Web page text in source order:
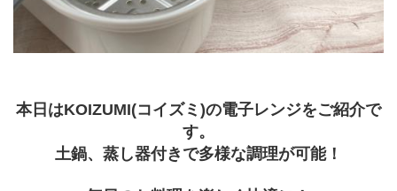
本日はKOIZUMI(コイズミ)の電子レンジをご紹介で
す。
土鍋、蒸し器付きで多様な調理が可能！